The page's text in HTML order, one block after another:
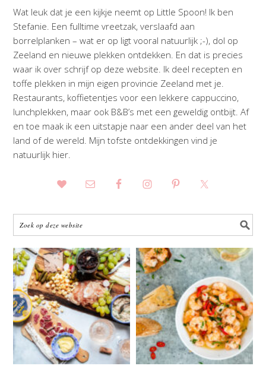
Wat leuk dat je een kijkje neemt op Little Spoon! Ik ben
Stefanie. Een fulltime vreetzak, verslaafd aan
borrelplanken – wat er op ligt vooral natuurlijk ;-), dol op
Zeeland en nieuwe plekken ontdekken. En dat is precies
waar ik over schrijf op deze website. Ik deel recepten en
toffe plekken in mijn eigen provincie Zeeland met je.
Restaurants, koffietentjes voor een lekkere cappuccino,
lunchplekken, maar ook B&B’s met een geweldig ontbijt. Af
en toe maak ik een uitstapje naar een ander deel van het
land of de wereld. Mijn tofste ontdekkingen vind je
natuurlijk hier.